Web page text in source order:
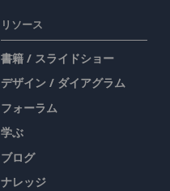
リソース
書籍 / スライドショー
デザイン / ダイアグラム
フォーラム
学ぶ
ブログ
ナレッジ